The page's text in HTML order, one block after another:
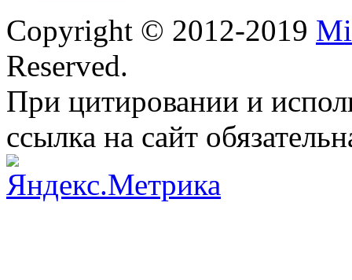
Copyright © 2012-2019
Reserved.
При цитировании и
ссылка на сайт